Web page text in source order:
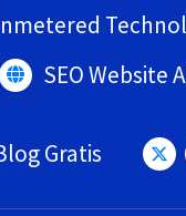
SEO Website
Gratis